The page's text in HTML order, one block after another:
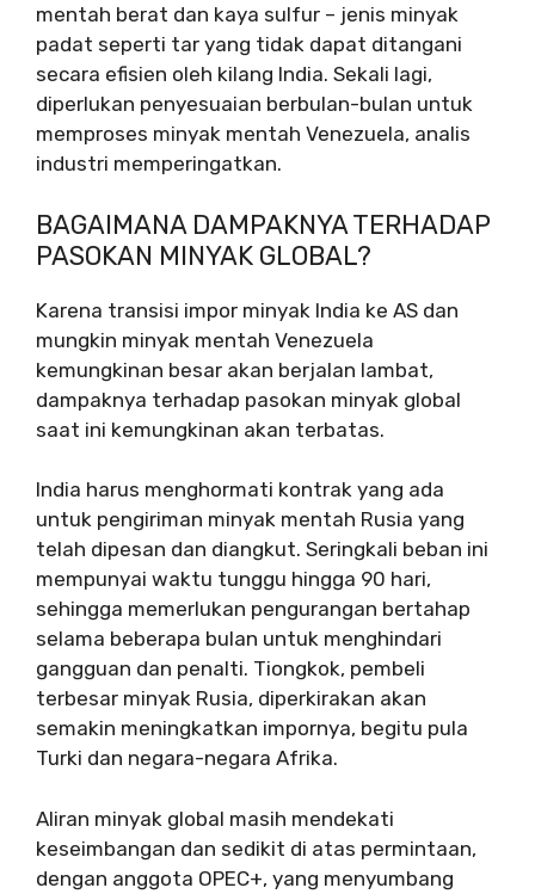
mentah berat dan kaya sulfur – jenis minyak
padat seperti tar yang tidak dapat ditangani
secara efisien oleh kilang India. Sekali lagi,
diperlukan penyesuaian berbulan-bulan untuk
memproses minyak mentah Venezuela, analis
industri memperingatkan.
BAGAIMANA DAMPAKNYA TERHADAP
PASOKAN MINYAK GLOBAL?
Karena transisi impor minyak India ke AS dan
mungkin minyak mentah Venezuela
kemungkinan besar akan berjalan lambat,
dampaknya terhadap pasokan minyak global
saat ini kemungkinan akan terbatas.
India harus menghormati kontrak yang ada
untuk pengiriman minyak mentah Rusia yang
telah dipesan dan diangkut. Seringkali beban ini
mempunyai waktu tunggu hingga 90 hari,
sehingga memerlukan pengurangan bertahap
selama beberapa bulan untuk menghindari
gangguan dan penalti. Tiongkok, pembeli
terbesar minyak Rusia, diperkirakan akan
semakin meningkatkan impornya, begitu pula
Turki dan negara-negara Afrika.
Aliran minyak global masih mendekati
keseimbangan dan sedikit di atas permintaan,
dengan anggota OPEC+, yang menyumbang